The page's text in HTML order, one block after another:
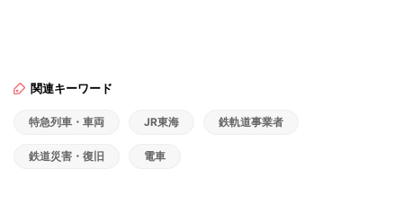
関連キーワード
特急列車・車両 JR東海 鉄軌道事業者
鉄道災害・復旧 電車